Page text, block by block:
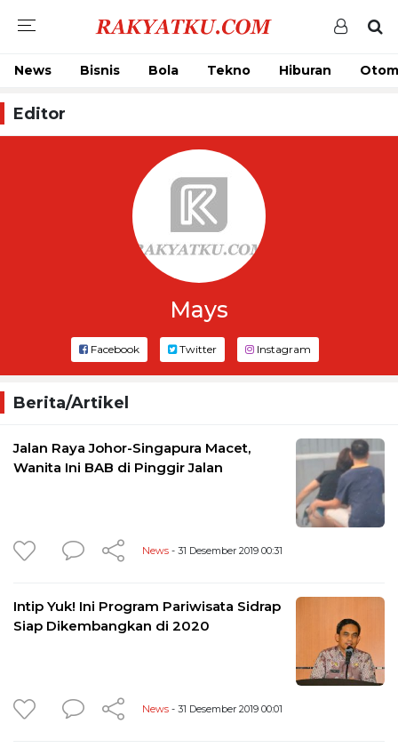
News Bisnis Bola Tekno Hiburan
Editor
Mays
Facebook Twitter Instagram
Berita/Artikel
Jalan Raya Johor-Singapura Macet,
Wanita Ini BAB di Pinggir Jalan
News - 31 Desember 2019 00:31
Intip Yuk! Ini Program Pariwisata Sidrap
Siap Dikembangkan di 2020
News - 31 Desember 2019 00:01